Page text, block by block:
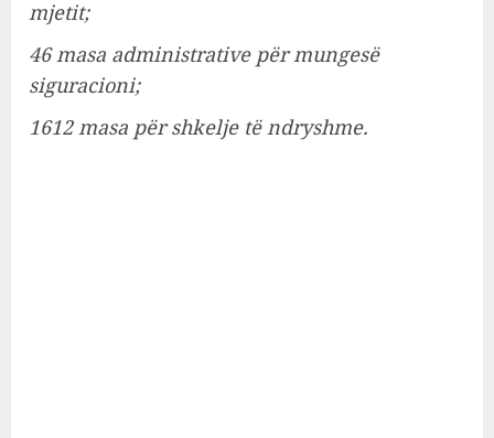
mjetit;
46 masa administrative për mungesë
siguracioni;
1612 masa për shkelje të ndryshme.